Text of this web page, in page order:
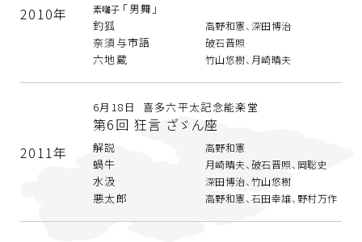
2010年 素囃子 「男舞」
釣狐
高野和憲、深田博治
奈須与市語 破石晋照
六地蔵 竹山悠樹、月崎晴夫
2011年
6月18日 喜多六平太記念能楽堂
第6回 狂言 ざゞん座
解説 高野和憲
蝸牛 月崎晴夫、破石晋照、岡聡史
水汲 深田博治、竹山悠樹
悪太郎 高野和憲、石田幸雄、野村万作